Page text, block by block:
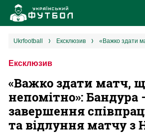
Новини
Єврокубки
УПЛ
ukrfootball ексклюзив
Ексклюзив
«Важко здати матч,
непомітно»: Бандура
завершення
та відлуння матчу з